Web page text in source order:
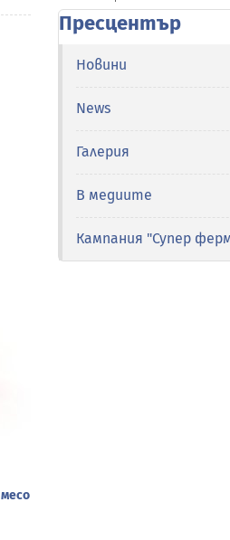
Пресцентър
Новини
News
Галерия
В медиите
Кампания "Супер